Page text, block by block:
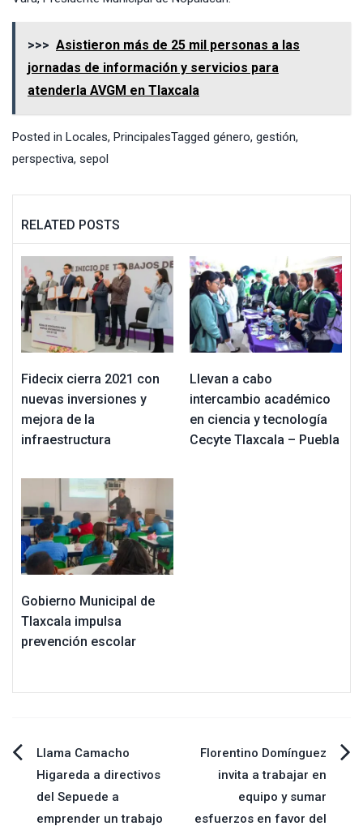
>>> Asistieron más de 25 mil personas a las
jornadas de información y servicios para
atenderla AVGM en Tlaxcala
Posted in Locales, PrincipalesTagged género, gestión,
perspectiva, sepol
RELATED POSTS
Fidecix cierra 2021 con
nuevas inversiones y
mejora de la
infraestructura
Llevan a cabo
intercambio académico
en ciencia y tecnología
Cecyte Tlaxcala – Puebla
Gobierno Municipal de
Tlaxcala impulsa
prevención escolar
Navegación
de
Llama Camacho
Higareda a directivos
del Sepuede a
emprender un trabajo
Florentino Domínguez
invita a trabajar en
equipo y sumar
esfuerzos en favor del